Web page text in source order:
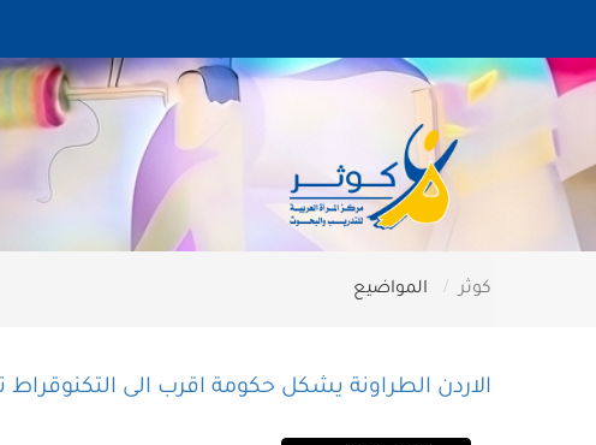
كوثر المواضيع
الاردن الطراونة يشكل حكومة اقرب الى التكنوقراط